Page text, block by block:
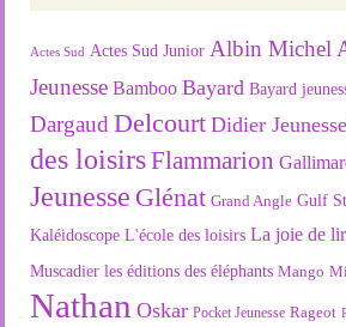
Actes Sud Actes Sud Junior Albin Michel
Jeunesse Bamboo Bayard Bayard
Dargaud Delcourt Didier Jeunesse
des loisirsFlammarion
Jeunesse Glénat Grand Angle Gulf
Kaléidoscope L'école des loisirs La joie de
Muscadier les éditions des éléphants Mango
Nathan Oskar Pocket Jeunesse Rageot